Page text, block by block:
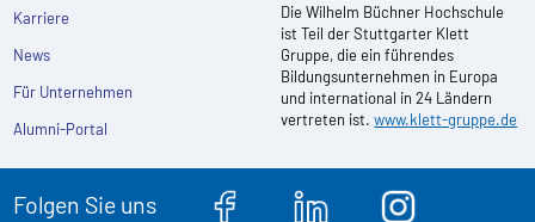
Karriere
News
Für Unternehmen
Alumni-Portal
Die Wilhelm Büchner Hochschule
ist Teil der Stuttgarter Klett
Gruppe, die ein führendes
Bildungsunternehmen in Europa
und international in 24 Ländern
vertreten ist.www.klett-gruppe.de
Folgen Sie uns